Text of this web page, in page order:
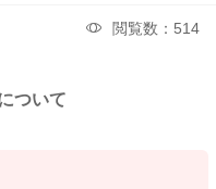
閲覧数：514
ついて